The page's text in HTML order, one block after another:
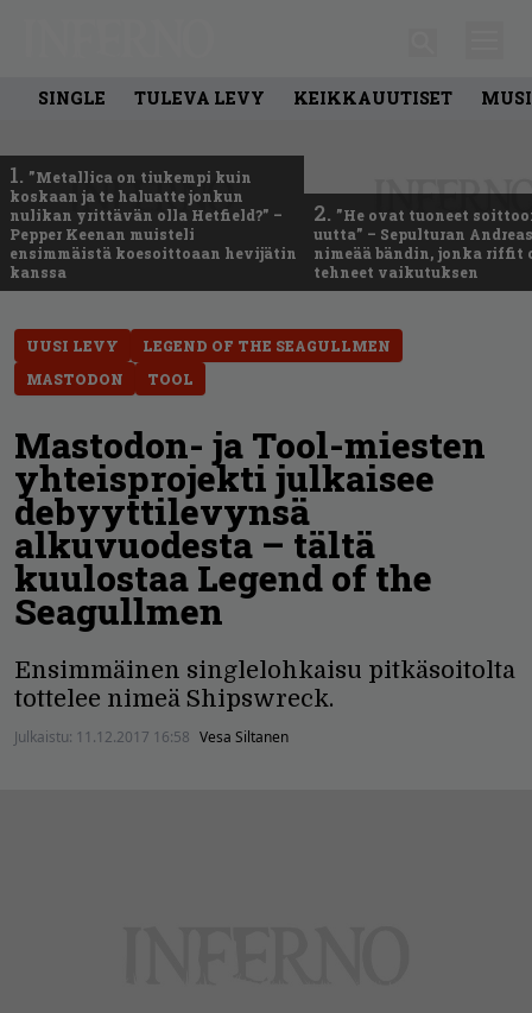
SINGLE TULEVA LEVY KEIKKAUUTISET
1. ”Metallica on tiukempi kuin
koskaan ja te haluatte jonkun
nulikan yrittävän olla Hetfield?” –
Pepper Keenan muisteli
ensimmäistä koesoittoaan hevijätin
kanssa
2. ”He ovat tuoneet
uutta” – Sepulturan
nimeää bändin, jonka riffit
tehneet vaikutuksen
UUSI LEVY
LEGEND OF THE SEAGULLMEN
MASTODON
TOOL
Mastodon- ja Tool-miesten
yhteisprojekti julkaisee
debyyttilevynsä
alkuvuodesta – tältä
kuulostaa Legend of the
Seagullmen
Ensimmäinen singlelohkaisu pitkäsoitolta
tottelee nimeä Shipswreck.
Julkaistu: 11.12.2017 16:58 Vesa Siltanen